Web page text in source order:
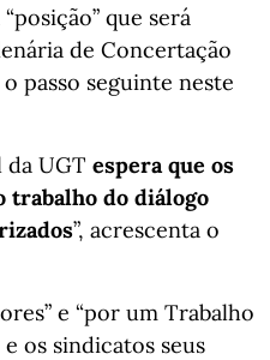
que será
de Concertação
passo seguinte neste
da UGT espera que os
trabalho do diálogo
”, acrescenta o
e “por um Trabalho
os sindicatos seus